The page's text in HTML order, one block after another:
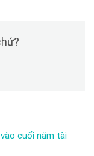
cuối năm tài